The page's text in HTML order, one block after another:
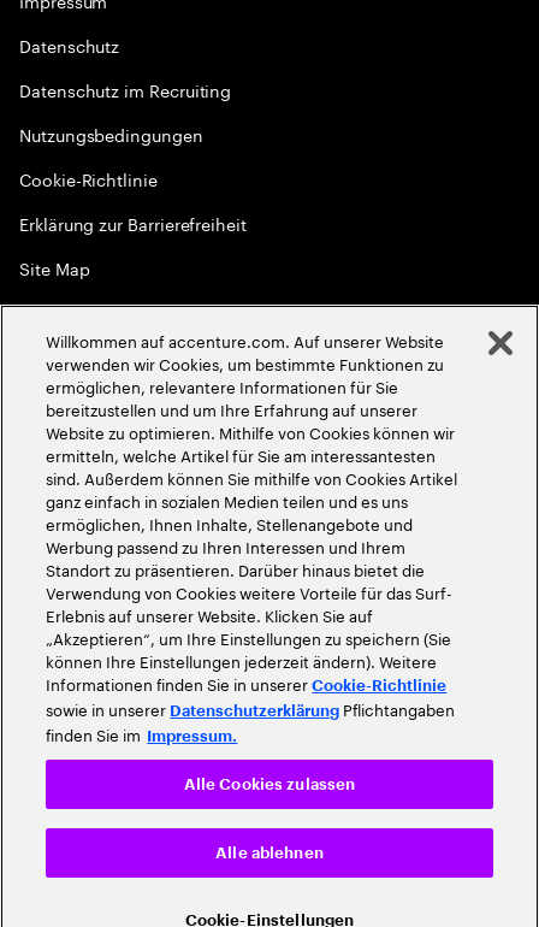
Datenschutz
Datenschutz im Recruiting
Nutzungsbedingungen
Cookie-Richtlinie
Erklärung zur Barrierefreiheit
Site Map
Globale Meritokratie
2026Accenture. Alle Rechte vorbehalten
Willkommen auf accenture.com. Auf unserer Website
verwenden wir Cookies, um bestimmte Funktionen zu
ermöglichen, relevantere Informationen für Sie
bereitzustellen und um Ihre Erfahrung auf unserer
Website zu optimieren. Mithilfe von Cookies können wir
ermitteln, welche Artikel für Sie am interessantesten
sind. Außerdem können Sie mithilfe von Cookies Artikel
ganz einfach in sozialen Medien teilen und es uns
ermöglichen, Ihnen Inhalte, Stellenangebote und
Werbung passend zu Ihren Interessen und Ihrem
Standort zu präsentieren. Darüber hinaus bietet die
Verwendung von Cookies weitere Vorteile für das Surf-
Erlebnis auf unserer Website. Klicken Sie auf
„Akzeptieren“, um Ihre Einstellungen zu speichern (Sie
können Ihre Einstellungen jederzeit ändern). Weitere
Informationen finden Sie in unsererCookie-Richtlinie
sowie in unserer Datenschutzerklärung Pflichtangaben
finden Sie im Impressum.
Cookie-Einstellungen
Alle ablehnen
Alle Cookies zulassen